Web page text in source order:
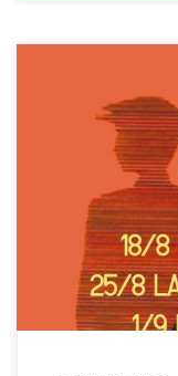
Ciclo de cine
los miércoles a
18 de agosto
mantendrán